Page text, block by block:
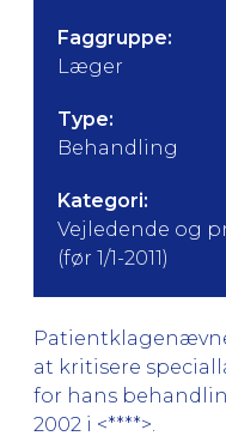
Faggruppe:
Læger
Type:
Behandling
Kategori:
Vejledende og
(før 1/1-2011)
at kritisere
for hans
2002 i <****>.